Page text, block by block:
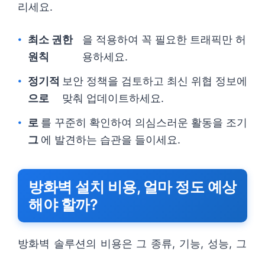
리세요.
최소 권한
원칙
을 적용하여 꼭 필요한 트래픽만 허
용하세요.
정기적
으로
보안 정책을 검토하고 최신 위협 정보에
맞춰 업데이트하세요.
로
그
를 꾸준히 확인하여 의심스러운 활동을 조기
에 발견하는 습관을 들이세요.
방화벽 설치 비용, 얼마 정도 예상
해야 할까?
방화벽 솔루션의 비용은 그 종류, 기능, 성능, 그